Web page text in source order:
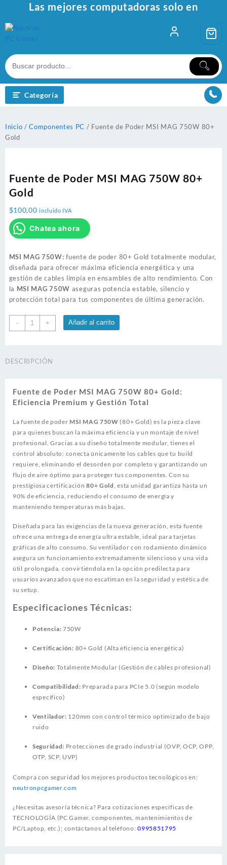
contenido
Las mejores computadoras solo en
Categoría
Inicio /Componentes PC / Fuente de Poder MSI MAG 750W 80+
Gold
Fuente de Poder MSI MAG 750W 80+
Gold
$100,00 incluido IVA
Chatea ahora
MSI MAG 750W: fuente de poder 80+ Gold totalmente modular,
diseñada para ofrecer máxima eficiencia energética y una
gestión de cables limpia en ensambles de alto rendimiento. Con
la MSI MAG 750W aseguras potencia estable, silencio y
protección total para tus componentes de última generación.
-
Fuente
de
MAG
Gold
cantidad
+ Añadir al carrito
DESCRIPCIÓN
Fuente de Poder MSI MAG 750W 80+ Gold:
Eficiencia Premium y Gestión Total
La fuente de poder MSI MAG 750W (80+ Gold) es la pieza clave
para quienes buscan la máxima eficiencia y un montaje de nivel
profesional. Gracias a su diseño totalmente modular, tienes el
control absoluto: conecta únicamente los cables que tu build
requiere, eliminando el desorden por completo y garantizando un
flujo de aire óptimo para proteger tus componentes. Con su
prestigiosa certificación80+ Gold , esta unidad garantiza hasta un
90% de eficiencia, reduciendo el consumo de energía y
manteniendo temperaturas más bajas.
Diseñada para las exigencias de la nueva generación, esta fuente
ofrece una entrega de energía ultra estable, ideal para tarjetas
gráficas de alto consumo. Su ventilador con rodamiento dinámico
asegura un funcionamiento extremadamente silencioso y una vida
útil prolongada, convirtiéndola en la opción predilecta para
usuarios avanzados que no escatiman en la seguridad y estética de
su setup.
Especificaciones Técnicas:
Potencia: 750W
Certificación: 80+ Gold (Alta eficiencia energética)
Diseño: Totalmente Modular (Gestión de cables profesional)
Compatibilidad: Preparada para PCIe 5.0 (según modelo
específico)
Ventilador: 120mm con control térmico optimizado de bajo
ruido
Seguridad: Protecciones de grado industrial (OVP, OCP, OPP,
OTP, SCP, UVP)
Compra con seguridad los mejores productos tecnológicos en:
neutronpcgamer.com
¿Necesitas asesoría técnica? Para cotizaciones específicas de
TECNOLOGÍA (PC Gamer, componentes, mantenimientos de
PC/Laptop, etc.); contáctanos al teléfono:0995851795